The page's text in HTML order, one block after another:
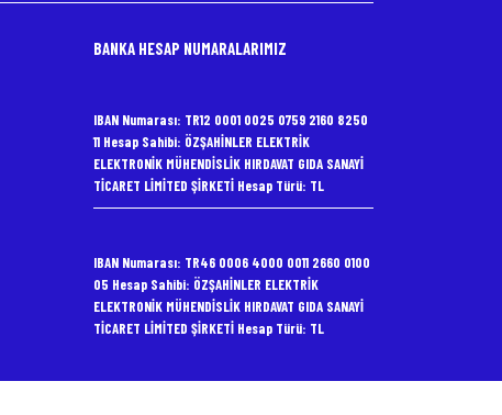
BANKA HESAP NUMARALARIMIZ
IBAN Numarası: TR12 0001 0025 0759 2160 8250
11 Hesap Sahibi: ÖZŞAHİNLER ELEKTRİK
ELEKTRONİK MÜHENDİSLİK HIRDAVAT GIDA SANAYİ
TİCARET LİMİTED ŞİRKETİ Hesap Türü: TL
IBAN Numarası: TR46 0006 4000 0011 2660 0100
05 Hesap Sahibi: ÖZŞAHİNLER ELEKTRİK
ELEKTRONİK MÜHENDİSLİK HIRDAVAT GIDA SANAYİ
TİCARET LİMİTED ŞİRKETİ Hesap Türü: TL